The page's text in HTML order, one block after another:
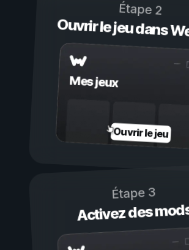
Étape 2
Ouvrir le jeu dans
Mes jeux
Ouvrir le jeu
Étape 3
Activez des